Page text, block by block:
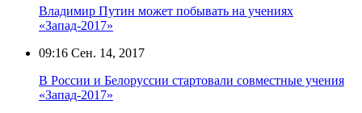
Владимир Путин может побывать на учениях
«Запад-2017»
09:16 Сен. 14, 2017
В России и Белоруссии стартовали совместные учения
«Запад-2017»